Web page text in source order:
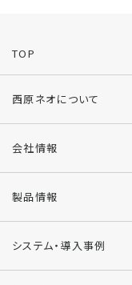
TOP
西原ネオについて
会社情報
製品情報
システム・導入事例